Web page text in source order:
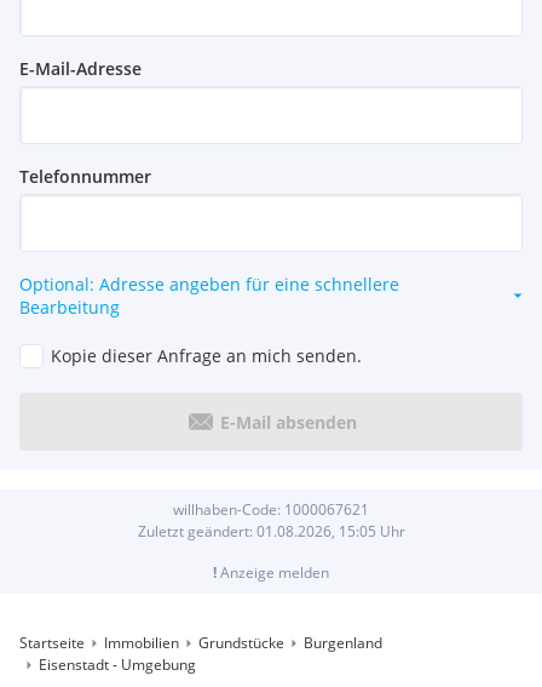
E-Mail-Adresse
Telefonnummer
Optional: Adresse angeben für eine schnellere
Bearbeitung
Kopie dieser Anfrage an mich senden.
E-Mail absenden
willhaben-Code: 1000067621
Zuletzt geändert: 01.08.2026, 15:05 Uhr
!Anzeige melden
Startseite Immobilien Grundstücke
Burgenland
Eisenstadt - Umgebung